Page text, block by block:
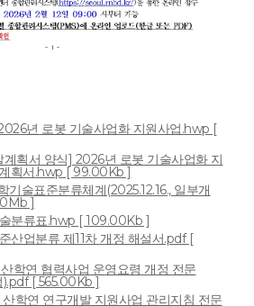
년 로봇 기술사업화 지원사업.hwp [
계획서 양식] 2026년 로봇 기술사업화 지
획서.hwp [ 99.00Kb ]
기술표준분류체계(2025.12.16., 일부개
]
분류표.hwp [ 109.00Kb ]
산업분류 제11차 개정 해설서.pdf [
학연 협력사업 운영요령 개정 전문
).pdf [ 565.00Kb ]
학연 연구개발 지원사업 관리지침 전문